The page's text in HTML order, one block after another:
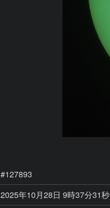
#127893
2025年10月28日 9時37分31秒